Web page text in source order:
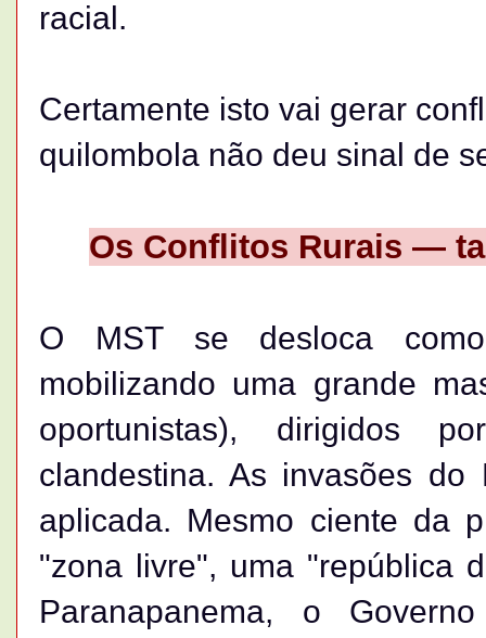
racial.
Certamente isto vai gerar
quilombola não deu sinal de
Os Conflitos Rurais —
O MST se desloca
mobilizando uma grande
oportunistas), dirigidos
clandestina. As invasões
aplicada. Mesmo ciente da
"zona livre", uma "república
Paranapanema, o